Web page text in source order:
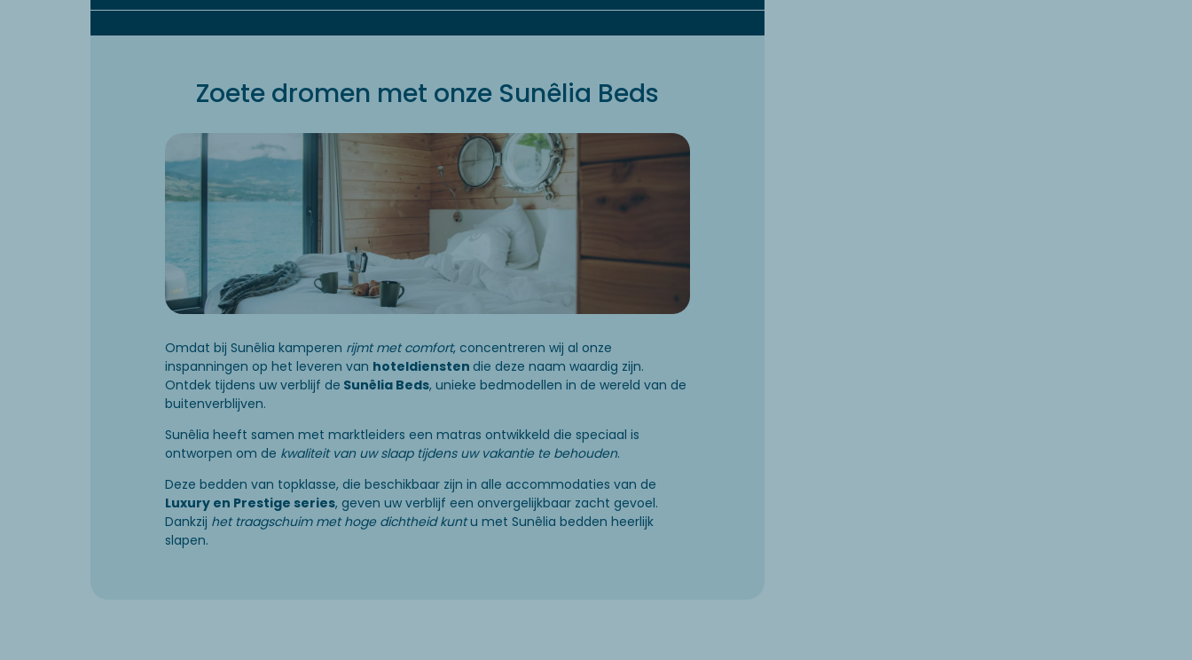
Zoete dromen met onze Sunêlia Beds
Omdat bij Sunêlia kamperen rijmt met comfort, concentreren wij al onze
inspanningen op het leveren van hoteldiensten die deze naam waardig zijn.
Ontdek tijdens uw verblijf de Sunêlia Beds, unieke bedmodellen in de wereld van de
buitenverblijven.
Sunêlia heeft samen met marktleiders een matras ontwikkeld die speciaal is
ontworpen om de kwaliteit van uw slaap tijdens uw vakantie te behouden.
Deze bedden van topklasse, die beschikbaar zijn in alle accommodaties van de
Luxury en Prestige series, geven uw verblijf een onvergelijkbaar zacht gevoel.
Dankzij het traagschuim met hoge dichtheid kuntu met Sunêlia bedden heerlijk
slapen.